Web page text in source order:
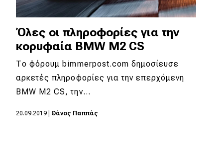
Όλες οι πληροφορίες για την
κορυφαία BMW M2 CS
Το φόρουμ bimmerpost.com δημοσίευσε
αρκετές πληροφορίες για την επερχόμενη
BMW M2 CS, την…
20.09.2019 Θάνος Παππάς